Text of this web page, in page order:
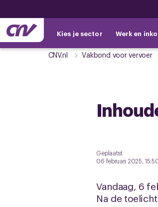
Kies je sector Werk en
CNV.nl Vakbond voor vervoer
Geplaatst
06 februari 2025,
Vandaag, 6
Na de